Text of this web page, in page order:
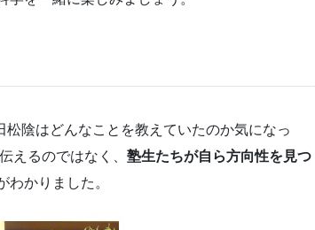
松陰はどんなことを教えていたのか気になっ
えるのではなく、 塾生たちが自ら方向性を見つ
わかりました。